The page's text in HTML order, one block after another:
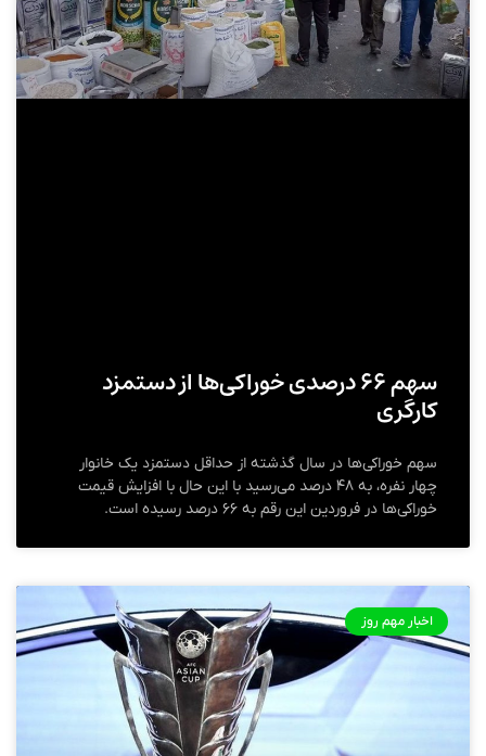
سهم ۶۶ درصدی خوراکی‌ها از دستمزد
کارگری
سهم خوراکی‌ها در سال گذشته از حداقل دستمزد یک خانوار
چهار نفره، به ۴۸ درصد می‌رسید با این حال با افزایش قیمت
خوراکی‌ها در فروردین این رقم به ۶۶ درصد رسیده است.
اخبار مهم روز